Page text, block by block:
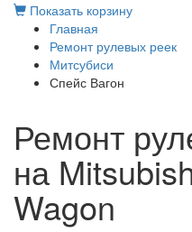
Показать корзину
Главная
Ремонт рулевых реек
Митсубиси
Спейс Вагон
Ремонт
на
Wagon